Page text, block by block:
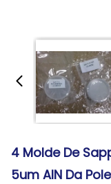
4 Molde De
5um AlN Da